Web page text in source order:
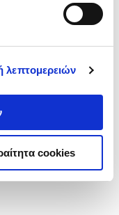
λεπτομερειών
cookies